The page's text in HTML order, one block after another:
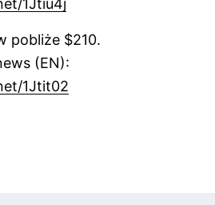
1Jtiu4j
pobliże $210.
(EN):
1Jtit02